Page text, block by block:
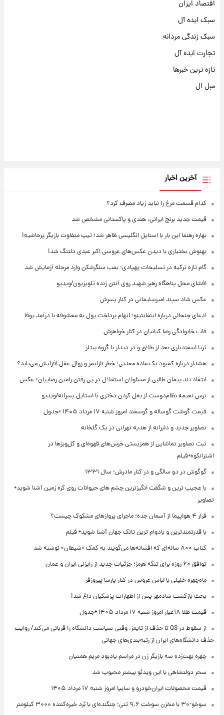
اقتصاد ایران
سبک ایده آل
سبک زندگی مردانه
تجارت ایده آل
تازه ترین خبرها
مبل ال
آخرین اخبار
کدام قسمت مرغ را نباید زیاد مصرف کرد؟
قیمت جدید برنج ایرانی، هندی و پاکستانی مشخص شد
بهاره رهنما این بار با استایل انگلیسی ظاهر شد؛ تیپ متفاوت بازیگر پرحاشیه!
بهنوش بختیاری با دیدن عکس‌های عروسی اکبر عبدی دلتنگ شد!
گام تازه ترکیه در تسلیحات پهپادی؛ بمب سنگرشکن وارد مرحله آزمایش شد
افشای محل پناهگاه‌ رهبر شهید روی آنتن زنده تلویزیون/ویدیو
عکس شاد سپند امیرسلیمانی در کنار پسرش
ادعای جنجالی درباره اینفانتینو؛ اتهام پرداخت پول به معشوقه با درآمد یوفا
قاب خانوادگی رضا کیانیان در کنار خواهرش
ثریا اسفندیاری بعد از طلاق و در دیدار با گروه بیتلز
هشدار درباره کمبود یک ماده معدنی؛ خطر آلزایمر و زوال عقل افزایش می‌یابد؟
انتقاد تند پیمان طالبی از مسئولان استقلال در پی رفتن رامین رضاییان+ عکس
ترس نعیمه نظام‌دوست از بغل کردن دختری با استایل پسرانه/ویدیو
قیمت گوشت گوساله و گوسفند امروز شنبه ۱۷ مرداد ۱۴۰۵ +جدول
تصاویر جدید و دلبرانه از هدیه تهرانی در یک گلخانه
ثبت تصاویر تماشایی از همزیستی خرس‌های قهوه‌ای و کل‌وبزها در
اشترانکوه+فیلم
گوگوش در دو سالگی و در کنار مادرش؛ سال ۱۳۳۱
با عجیب ترین و شگفت انگیزترین چشم های حیوانات روی کره زمین آشنا شوید+
تصاویر
فرار ۴ هواپیما از آسمان جده؛ ماجرای پروازهای مشکوک چیست؟
با قدرتمندترین و بادوام ترین تانک جهان آشنا شوید+ فیلم
کتاب ۸۰۰ ساله‌ای که افسانه‌ها می‌گویند به کمک «شیطان» نوشته شد
توافق ۶۰ روزه برای تنگه هرمز؛ جزئیات جدید از رایزنی ایران و عمان
ماه‌چهره خلیلی با لباس عروس در کنار پارسا پیروزفر
بحث بازگشت شادمهر پس از اظهارات پزشکیان داغ شد!
قیمت طلا ۱۸عیار امروز شنبه ۱۷ مرداد ۱۴۰۵ +جدول
از سقوط در QS تا حذف از تایمز، وقتی سیاست دانشگاه را قربانی می‌کند/ روایت
حذف دانشگاه‌های ایران از رتبه‌بندی‌های جهانی
چهره بهت‌زده سه بازیگر زن در مراسم یادبود مریم همتیان
سحر دولتشاهی با این ویدئو بیشتر محبوب شد
قیمت محصولات ایران‌خودرو و سایپا امروز شنبه ۱۷ مرداد ۱۴۰۵
سوخو-۳۰ با مخزن سوخت ۹.۶ تنی؛ جنگنده‌ای با بُرد خیره‌کننده ۳۰۰۰ کیلومتر